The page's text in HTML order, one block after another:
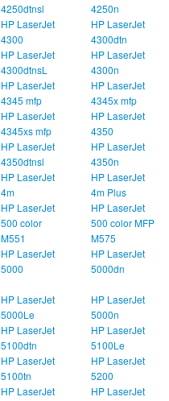
4250dtnsl
4250n
HP LaserJet
4300
HP LaserJet
4300dtn
HP LaserJet
4300dtnsL
HP LaserJet
4300n
HP LaserJet
4345 mfp
HP LaserJet
4345x mfp
HP LaserJet
4345xs mfp
HP LaserJet
4350
HP LaserJet
4350dtnsl
HP LaserJet
4350n
HP LaserJet
4m
HP LaserJet
4m Plus
HP LaserJet
500 color
M551
HP LaserJet
500 color MFP
M575
HP LaserJet
5000
HP LaserJet
5000dn
HP LaserJet
5000Le
HP LaserJet
5000n
HP LaserJet
5100dtn
HP LaserJet
5100Le
HP LaserJet
5100tn
HP LaserJet
5200
HP LaserJet
HP LaserJet